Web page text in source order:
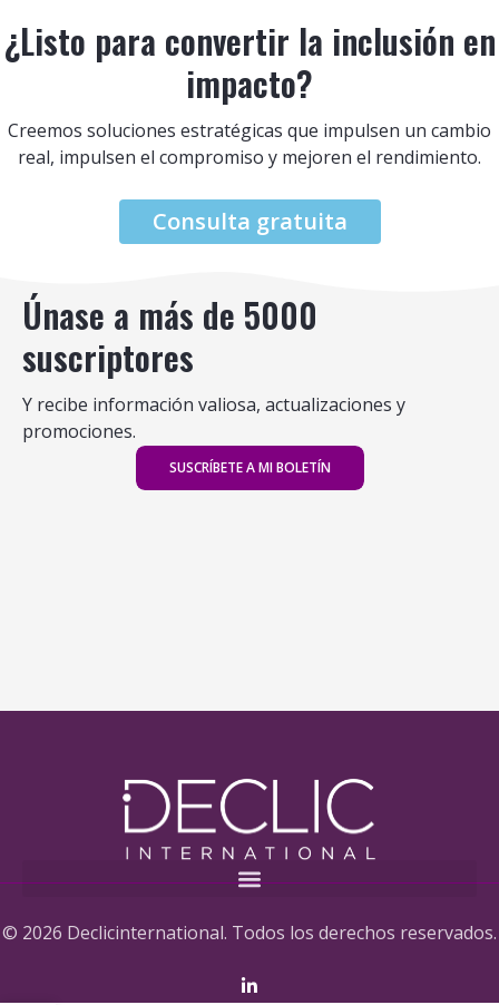
¿Listo para convertir la inclusión en
impacto?
Creemos soluciones estratégicas que impulsen un cambio
real, impulsen el compromiso y mejoren el rendimiento.
Consulta gratuita
Únase a más de 5000
suscriptores
Y recibe información valiosa, actualizaciones y
promociones.
SUSCRÍBETE A MI BOLETÍN
© 2026 Declicinternational. Todos los derechos reservados.